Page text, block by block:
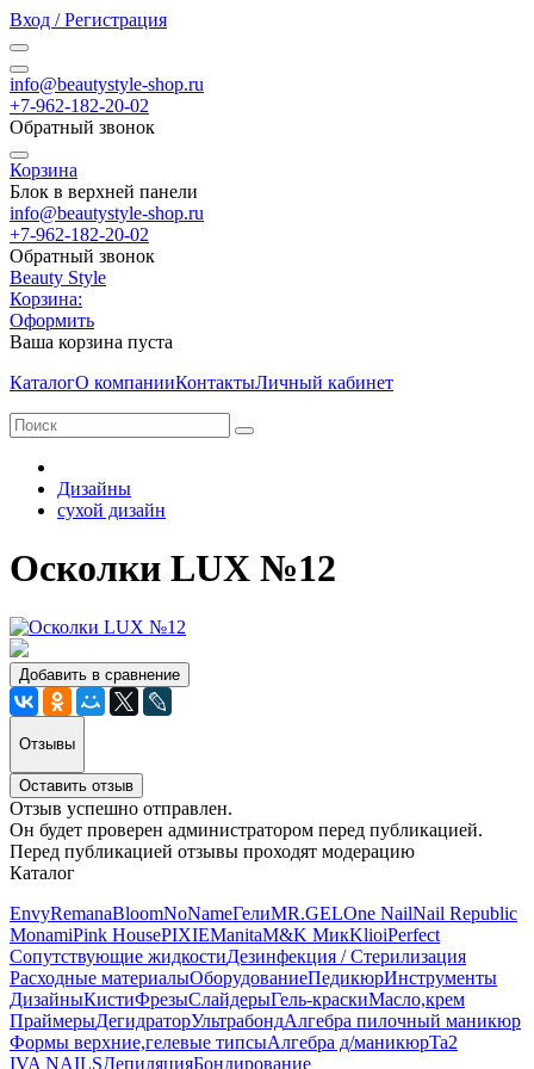
Вход / Регистрация
info@beautystyle-shop.ru
+7-962-182-20-02
Обратный звонок
Корзина
Блок в верхней панели
info@beautystyle-shop.ru
+7-962-182-20-02
Обратный звонок
Beauty Style
Корзина:
Оформить
Ваша корзина пуста
КаталогО компанииКонтактыЛичный кабинет
Дизайны
сухой дизайн
Осколки LUX №12
Добавить в сравнение
Отзывы
Оставить отзыв
Отзыв успешно отправлен.
Он будет проверен администратором перед публикацией.
Перед публикацией отзывы проходят модерацию
Каталог
EnvyRemanaBloomNoNameГелиMR.GELOne NailNail Republic
MonamiPink HousePIXIEManitaM&K МикKlioiPerfect
Сопутствующие жидкостиДезинфекция / Стерилизация
Расходные материалыОборудованиеПедикюрИнструменты
ДизайныКистиФрезыСлайдерыГель-краскиМасло,крем
ПраймерыДегидраторУльтрабондАлгебра пилочный маникюр
Формы верхние,гелевые типсыАлгебра д/маникюрTa2
IVA NAILSДепиляцияБондирование